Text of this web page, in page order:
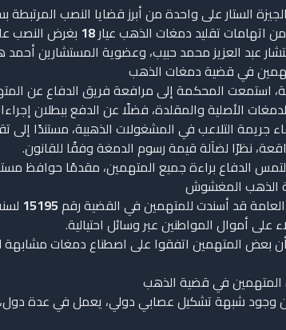
الستار على واحدة من أبرز قضايا النصب
اتهامات تقليد دمغات الذهب عيار18 بغرض النصب
عبد العزيز محمد حبيب، وعضوية المستشارين
في قضية دمغات الذهب
المحكمة إلى مرافعة فريق الدفاع عن
الأصلية والمقلدة، فضلًا عن الدفع ببطلان
جريمة التلاعب في المشغولات الذهبية، مستندًا
نظرًا لضآلة قيمة رسوم الدمغة وفقًا للقانون.
الدفاع براءة جميع المتهمين، مقدمًا حوافظ
الذهب المغشوش
العامة قد أسندت للمتهمين في القضية رقم15195
على أموال المواطنين عبر وسائل احتيالية.
أن بعض المتهمين اتفقوا على اصطناع دمغات
المتهمين في قضية الذهب
شبهة تشكيل عصابي دولي، يعمل في عدة دول،